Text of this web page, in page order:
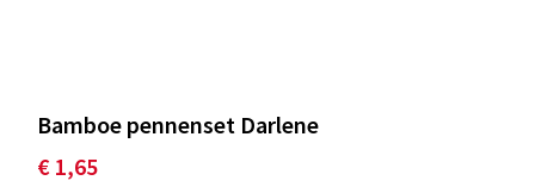
Bamboe pennenset Darlene
€ 1,65